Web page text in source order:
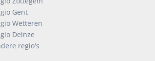
Gent
Wetteren
Deinze
regio's